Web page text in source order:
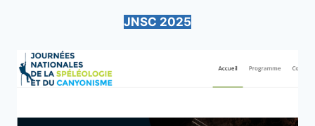
JNSC 2025